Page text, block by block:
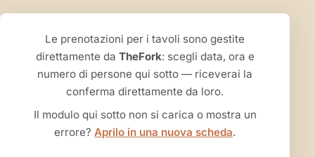
Le prenotazioni per i tavoli sono gestite
direttamente da TheFork: scegli data, ora e
numero di persone qui sotto — riceverai la
conferma direttamente da loro.
Il modulo qui sotto non si carica o mostra un
errore?Aprilo in una nuova scheda.